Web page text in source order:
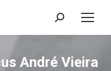
Search:
André Vieira